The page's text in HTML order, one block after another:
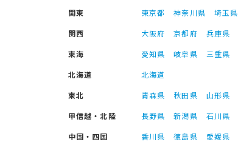
関東 東京都 神奈川県 埼玉県
関西
大阪府 京都府 兵庫県
東海
愛知県 岐阜県 三重県
北海道
北海道
東北
青森県 秋田県 山形県
甲信越・北陸
長野県 新潟県 石川県
中国・四国
香川県 徳島県 愛媛県